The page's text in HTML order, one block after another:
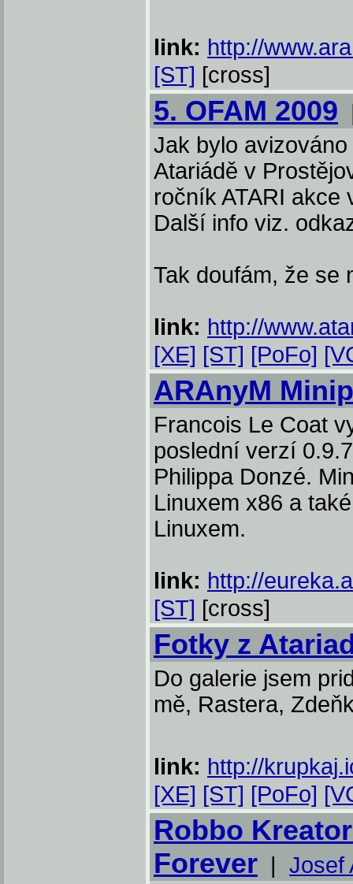
link: http://
[ST] [cross]
5. OFAM 2009
Jak bylo
Atariádě v
ročník ATARI akce
Další info viz.
Tak doufám, že se
link: http://
[XE] [ST] [PoFo]
ARAnyM
Francois Le Coat
poslední verzí
Philippa Donzé.
Linuxem x86 a
Linuxem.
link: http://
[ST] [cross]
Fotky z
Do galerie jsem
mě, Rastera,
link: http://
[XE] [ST] [PoFo]
Robbo
Forever | Josef